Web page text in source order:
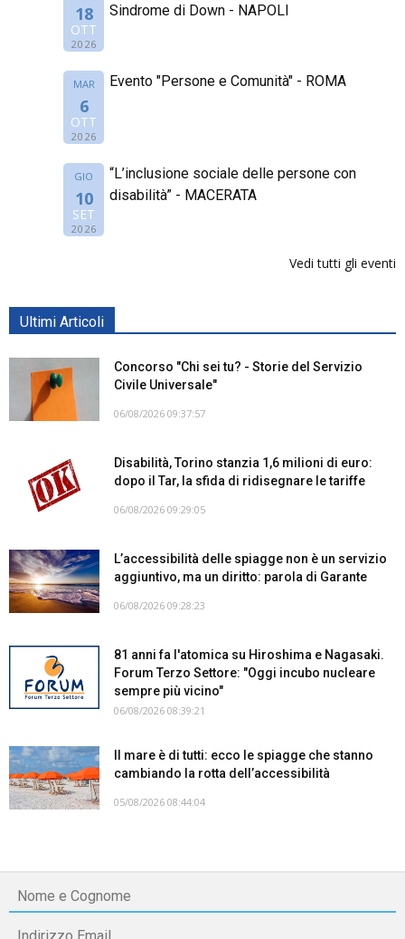
18
OTT
2026
Sindrome di Down - NAPOLI
MAR
6
OTT
2026
Evento "Persone e Comunità" - ROMA
GIO
10
SET
2026
“L’inclusione sociale delle persone con
disabilità” - MACERATA
Vedi tutti gli eventi
Ultimi Articoli
Concorso "Chi sei tu? - Storie del Servizio
Civile Universale"
06/08/2026 09:37:57
Disabilità, Torino stanzia 1,6 milioni di euro:
dopo il Tar, la sfida di ridisegnare le tariffe
06/08/2026 09:29:05
L’accessibilità delle spiagge non è un servizio
aggiuntivo, ma un diritto: parola di Garante
06/08/2026 09:28:23
81 anni fa l'atomica su Hiroshima e Nagasaki.
Forum Terzo Settore: "Oggi incubo nucleare
sempre più vicino"
06/08/2026 08:39:21
Il mare è di tutti: ecco le spiagge che stanno
cambiando la rotta dell’accessibilità
05/08/2026 08:44:04